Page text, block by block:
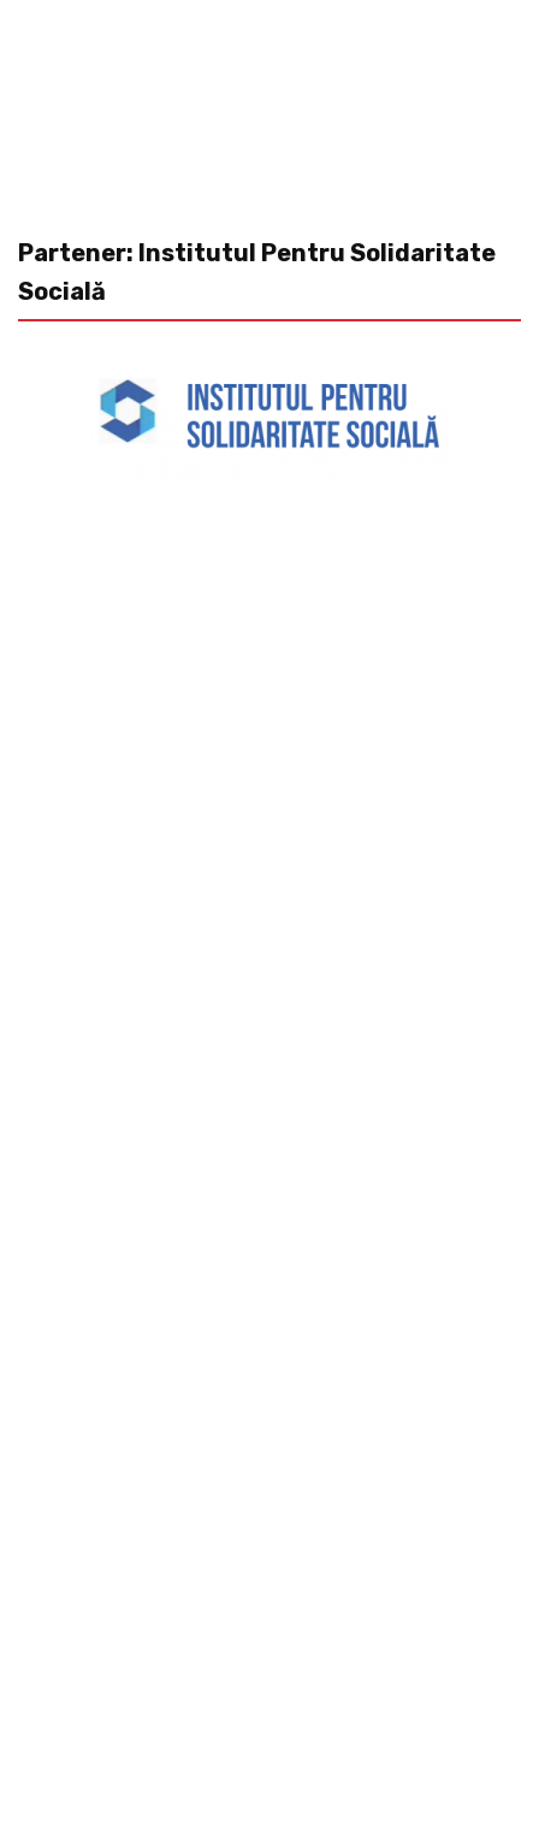
Partener: Institutul Pentru Solidaritate
Socială